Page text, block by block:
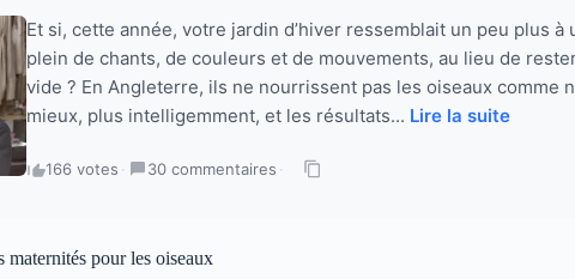
Et si, cette année, votre jardin d’hiver ressemblait un peu plus à
plein de chants, de couleurs et de mouvements, au lieu de
vide ? En Angleterre, ils ne nourrissent pas les oiseaux comme
mieux, plus intelligemment, et les résultats... Lire la suite
166 votes · 30 commentaires ·
maternités pour les oiseaux